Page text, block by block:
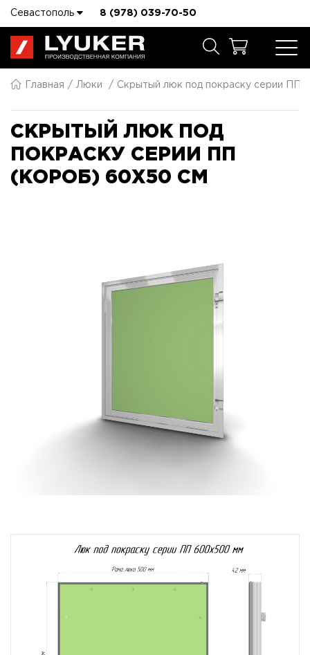
Севастополь 8 (978) 039-70-50
Главная Люки Скрытый люк под покраску серии ПП
СКРЫТЫЙ ЛЮК ПОД
ПОКРАСКУ СЕРИИ ПП
(КОРОБ) 60X50 СМ